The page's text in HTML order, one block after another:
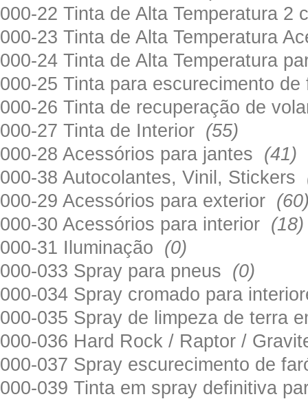
000-22 Tinta de Alta Temperatura
000-23 Tinta de Alta Temperatura
000-24 Tinta de Alta Temperatura
000-25 Tinta para escurecimento
000-26 Tinta de recuperação de
000-27 Tinta de Interior (55)
000-28 Acessórios para jantes (41)
000-38 Autocolantes, Vinil, Stickers
000-29 Acessórios para exterior
000-30 Acessórios para interior (18)
000-31 Iluminação (0)
000-033 Spray para pneus (0)
000-034 Spray cromado para
000-035 Spray de limpeza de terra
000-036 Hard Rock / Raptor /
000-037 Spray escurecimento de
000-039 Tinta em spray definitiva